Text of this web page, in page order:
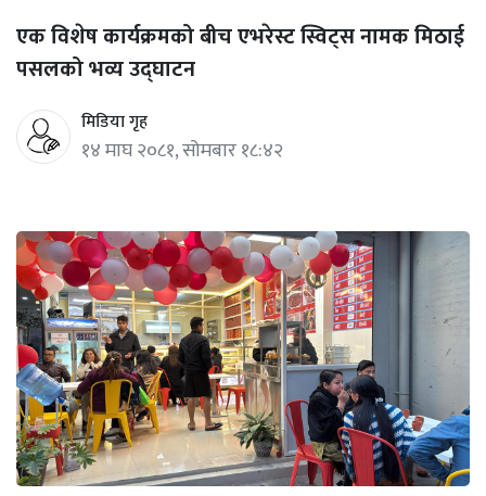
एक विशेष कार्यक्रमको बीच एभरेस्ट स्विट्स नामक मिठाई
पसलको भव्य उद्घाटन
मिडिया गृह
१४ माघ २०८१, सोमबार १८:४२